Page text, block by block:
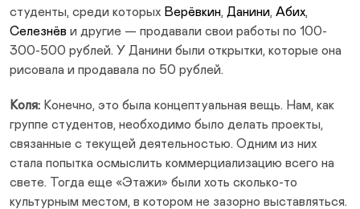
студенты, среди которых Верёвкин, Данини, Абих,
Селезнёв и другие — продавали свои работы по 100-
300-500 рублей. У Данини были открытки, которые она
рисовала и продавала по 50 рублей.
Коля: Конечно, это была концептуальная вещь. Нам, как
группе студентов, необходимо было делать проекты,
связанные с текущей деятельностью. Одним из них
стала попытка осмыслить коммерциализацию всего на
свете. Тогда еще «Этажи» были хоть сколько-то
культурным местом, в котором не зазорно выставляться.